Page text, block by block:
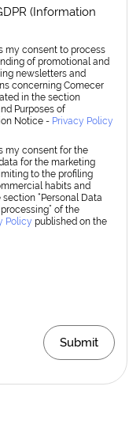
(Information
my consent to process
of promotional and
newsletters and
concerning Comecer
in the section
Purposes of
Notice - Privacy Policy
my consent for the
for the marketing
to the profiling
habits and
“Personal Data
of the
Policy published on the
Submit